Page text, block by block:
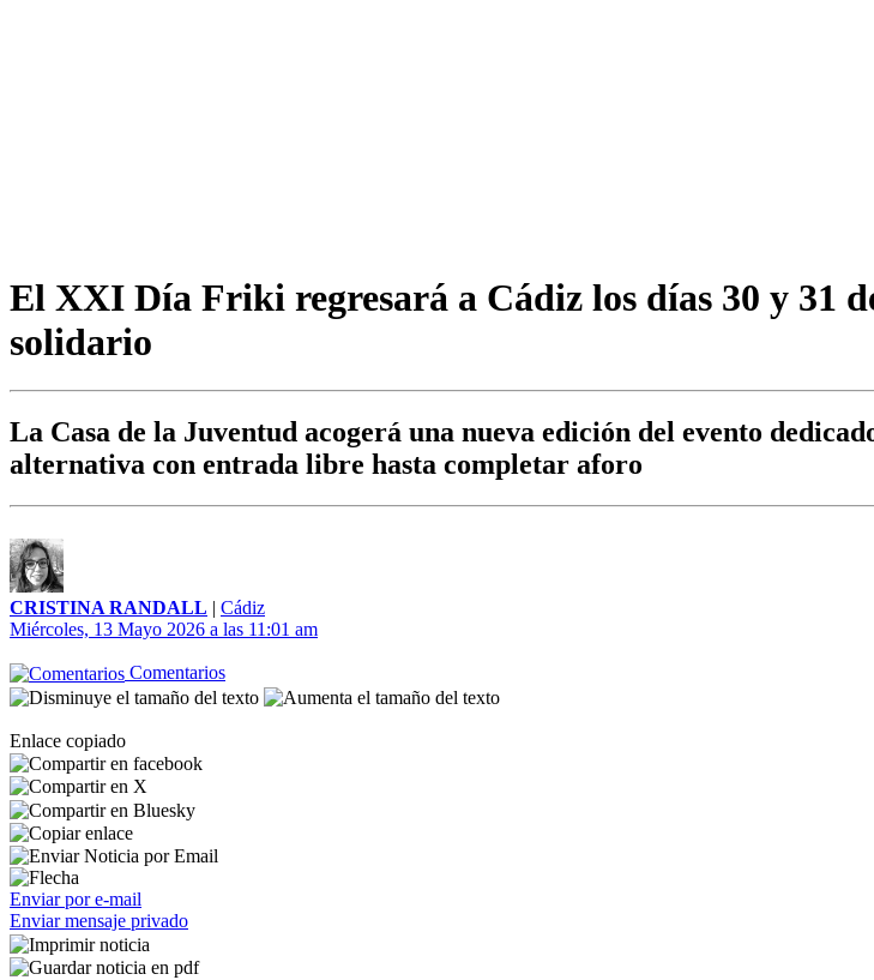
El XXI Día Friki regresará a Cádiz los días 30 y 31
solidario
La Casa de la Juventud acogerá una nueva edición del evento
alternativa con entrada libre hasta completar aforo
CRISTINA RANDALL | Cádiz
Miércoles, 13 Mayo 2026 a las 11:01 am
Comentarios
Enlace copiado
Enviar por e-mail
Enviar mensaje privado